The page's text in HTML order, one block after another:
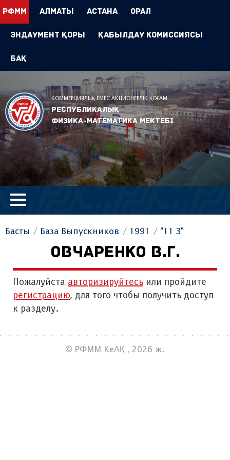
РФММ Алматы Астана Орал
Эндаумент Қоры Қабылдау комиссиясы
БАҚ
КОММЕРЦИЯЛЫҚ ЕМЕС АКЦИОНЕРЛІК ҚОҒАМ
Республикалық
физика-математика мектебі
Басты База Выпускников 1991 "11 З"
ОВЧАРЕНКО В.Г.
Пожалуйста авторизируйтесь или пройдите
регистрацию, для того чтобы получить доступ
к разделу.
© РФММ КеАҚ , 2026 ж.